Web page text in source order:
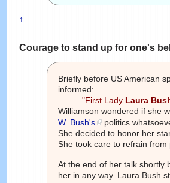
↑
Courage to stand up for one's
Briefly before US American
informed:
"First Lady Laura
Williamson wondered if she
W. Bush's
politics
She decided to honor her
She took care to refrain
At the end of her talk shortly
her in any way. Laura Bush